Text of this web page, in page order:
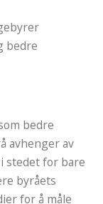
bedre
bedre
avhenger av
stedet for bare
byråets
for å måle